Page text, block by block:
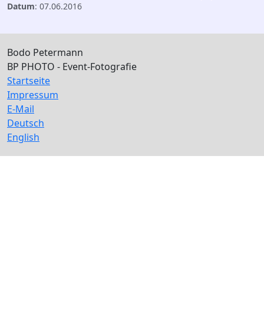
Datum: 07.06.2016
Bodo Petermann
BP PHOTO - Event-Fotografie
Startseite
Impressum
E-Mail
Deutsch
English